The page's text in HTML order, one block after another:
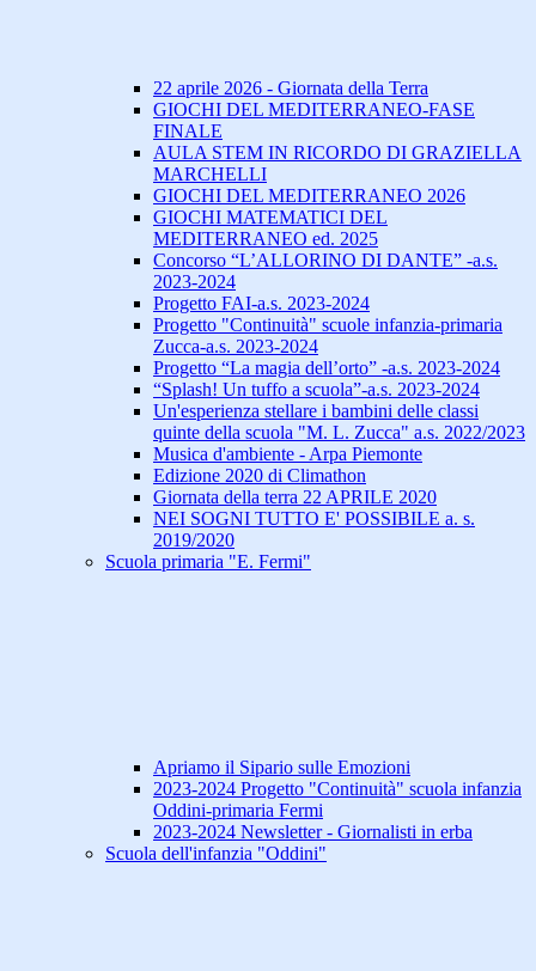
22 aprile 2026 - Giornata della Terra
GIOCHI DEL MEDITERRANEO-FASE
FINALE
AULA STEM IN RICORDO DI GRAZIELLA
MARCHELLI
GIOCHI DEL MEDITERRANEO 2026
GIOCHI MATEMATICI DEL
MEDITERRANEO ed. 2025
Concorso “L’ALLORINO DI DANTE” -a.s.
2023-2024
Progetto FAI-a.s. 2023-2024
Progetto "Continuità" scuole infanzia-primaria
Zucca-a.s. 2023-2024
Progetto “La magia dell’orto” -a.s. 2023-2024
“Splash! Un tuffo a scuola”-a.s. 2023-2024
Un'esperienza stellare i bambini delle classi
quinte della scuola "M. L. Zucca" a.s. 2022/2023
Musica d'ambiente - Arpa Piemonte
Edizione 2020 di Climathon
Giornata della terra 22 APRILE 2020
NEI SOGNI TUTTO E' POSSIBILE a. s.
2019/2020
Scuola primaria "E. Fermi"
Apriamo il Sipario sulle Emozioni
2023-2024 Progetto "Continuità" scuola infanzia
Oddini-primaria Fermi
2023-2024 Newsletter - Giornalisti in erba
Scuola dell'infanzia "Oddini"